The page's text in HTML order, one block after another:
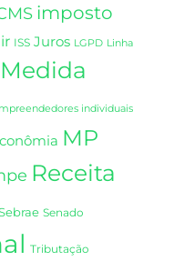
imposto
ir ISS Juros LGPD Linha
Medida
individuais
MP
Receita
Senado
Tributação